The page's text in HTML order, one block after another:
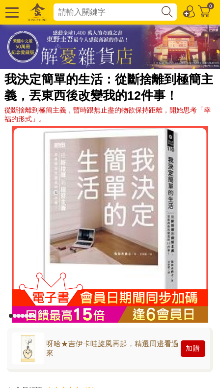
0
我決定簡單的生活：從斷捨離到極簡主
義，丟東西後改變我的12件事！
從斷捨離到極簡主義，暫時跟無止盡的物欲保持距離，開始思考「幸
福的形式」。
呀哈★吉伊卡哇旋風再起，精選周邊看過
來
加購